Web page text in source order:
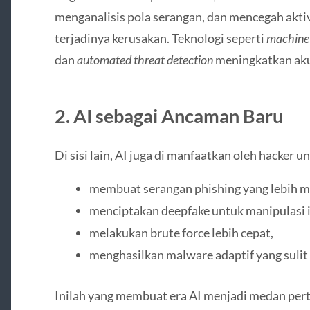
menganalisis pola serangan, dan mencegah
terjadinya kerusakan. Teknologi seperti
danautomated threat detectionmeningkatkan
2. AI sebagai Ancaman Baru
Di sisi lain, AI juga di manfaatkan oleh hacker
membuat serangan phishing yang lebih
menciptakan deepfake untuk
melakukan brute force lebih cepat,
menghasilkan malware adaptif yang
Inilah yang membuat era AI menjadi medan